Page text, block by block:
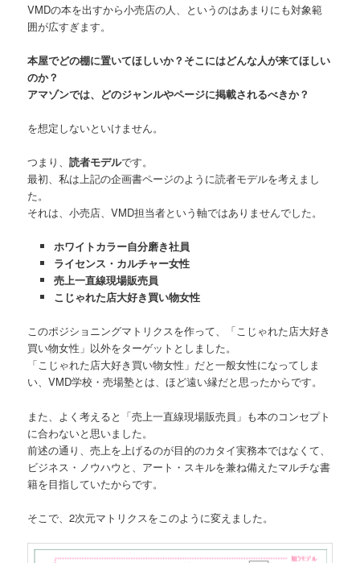
VMDの本を出すから小売店の人、というのはあまりにも対象範
囲が広すぎます。
本屋でどの棚に置いてほしいか？そこにはどんな人が来てほしい
のか？
アマゾンでは、どのジャンルやページに掲載されるべきか？
を想定しないといけません。
つまり、読者モデルです。
最初、私は上記の企画書ページのように読者モデルを考えまし
た。
それは、小売店、VMD担当者という軸ではありませんでした。
ホワイトカラー自分磨き社員
ライセンス・カルチャー女性
売上一直線現場販売員
こじゃれた店大好き買い物女性
このポジショニングマトリクスを作って、「こじゃれた店大好き
買い物女性」以外をターゲットとしました。
「こじゃれた店大好き買い物女性」だと一般女性になってしま
い、VMD学校・売場塾とは、ほど遠い縁だと思ったからです。
また、よく考えると「売上一直線現場販売員」も本のコンセプト
に合わないと思いました。
前述の通り、売上を上げるのが目的のカタイ実務本ではなくて、
ビジネス・ノウハウと、アート・スキルを兼ね備えたマルチな書
籍を目指していたからです。
そこで、2次元マトリクスをこのように変えました。